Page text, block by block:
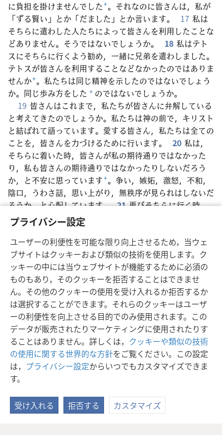
プライバシー設定
ユーザーの利便性を可能な限り向上させるため，当ウェ
ブサイトはクッキーおよび類似の技術を使用します。ク
ッキーの中には当ウェブサイトが機能するために必須の
ものもあり，そのクッキーを拒否することはできませ
ん。その他のクッキーの使用を受け入れるか拒否するか
は選択することができます。それらのクッキーはユーザ
ーの利便性を向上させる目的でのみ使用されます。この
データが販売されたりマーケティングに使用されたりす
ることはありません。詳しくは， クッキーや類似の技術
の使用に関する世界的な方針をご覧ください。この設定
は， プライバシー設定からいつでもカスタマイズできま
す。
受け入れる 拒否する カスタマイズ
に負担を掛けませんでした+。それなのに皆さんは，私が
「ずる賢い」とか「だました」とか言います。
17 私は
そちらに遣わした人たちによって皆さんを利用したことな
どありません。そうではないでしょうか。
18 私はテト
スにそちらに行くよう勧め，一緒に兄弟を遣わしました。
テトスが皆さんを利用することなどなかったのではありま
せんか+。私たちは同じ精神を示したのではないでしょう
か。同じ歩み方をした * のではないでしょうか。
19 皆さんはこれまで，私たちが皆さんに弁解している
と考えてきたのでしょうか。私たちは神の前で，キリスト
と結ばれて語っています。愛する皆さん，私たちは全ての
ことを，皆さんを力づけるために行います。
20 私は，
そちらに着いた時，皆さんが私の期待通りではなかった
り，私も皆さんの期待通りではなかったりしないだろう
か，と不安に思っています+。争い，嫉妬，激怒，不和，
陰口，うわさ話，思い上がり，無秩序が見られはしないだ
ろうか，と心配しています。21再びそちらに行く時，
私は皆さんの前で私の神に辱められるかもしれません。も
しかすると，以前に罪を犯した多くの人が，習慣にしてい
た汚れや性的不道徳や恥知らずな行いを悔い改めておら
ず，私は嘆くことになるかもしれないのです。
日本語 シェアする 設定
Copyright © 2026 Watch Tower Bible and Tract Society of Pennsylvania
利用規約
プライバシーに関する方針 プライバシー設定
JW.ORG
ログイン